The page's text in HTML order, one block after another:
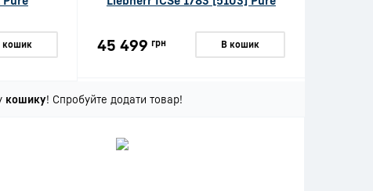
кошик 45 499 грн В кошик
кошику! Спробуйте додати товар!